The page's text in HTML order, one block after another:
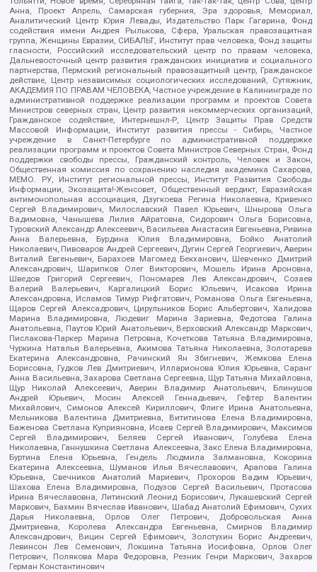
Анна, Проект Апрель, Самарская губерния, Эра здоровья, Мемориал,
Аналитический Центр Юрия Левады, Издательство Парк Гагарина, Фонд
содействия имени Андрея Рылькова, Сфера, Уральская правозащитная
группа, Женщины Евразии, СИБАЛЬТ, Институт прав человека, Фонд защиты
гласности, Российский исследовательский центр по правам человека,
Дальневосточный центр развития гражданских инициатив и социального
партнерства, Пермский региональный правозащитный центр, Гражданское
действие, Центр независимых социологических исследований, Сутяжник,
АКАДЕМИЯ ПО ПРАВАМ ЧЕЛОВЕКА, Частное учреждение в Калининграде по
административной поддержке реализации программ и проектов Совета
Министров северных стран, Центр развития некоммерческих организаций,
Гражданское содействие, Интернешнл-Р, Центр Защиты Прав Средств
Массовой Информации, Институт развития прессы - Сибирь, Частное
учреждение в Санкт-Петербурге по административной поддержке
реализации программ и проектов Совета Министров Северных Стран, Фонд
поддержки свободы прессы, Гражданский контроль, Человек и Закон,
Общественная комиссия по сохранению наследия академика Сахарова,
МЕМО. РУ, Институт региональной прессы, Институт Развития Свободы
Информации, Экозащита!-Женсовет, Общественный вердикт, Евразийская
антимонопольная ассоциация, Дзугкоева Регина Николаевна, Кривенко
Сергей Владимирович, Милославский Павел Юрьевич, Шнырова Ольга
Вадимовна, Чанышева Лилия Айратовна, Сидорович Ольга Борисовна,
Туровский Александр Алексеевич, Васильева Анастасия Евгеньевна, Ривина
Анна Валерьевна, Бурдина Юлия Владимировна, Бойко Анатолий
Николаевич, Пивоваров Андрей Сергеевич, Дугин Сергей Георгиевич, Аверин
Виталий Евгеньевич, Барахоев Магомед Бекханович, Шевченко Дмитрий
Александрович, Шарипков Олег Викторович, Мошель Ирина Ароновна,
Шведов Григорий Сергеевич, Пономарев Лев Александрович, Созаев
Валерий Валерьевич, Каргалицкий Борис Юльевич, Исакова Ирина
Александровна, Исламов Тимур Рифгатович, Романова Ольга Евгеньевна,
Щаров Сергей Алексадрович, Цирульников Борис Альбертович, Халидова
Марина Владимировна, Людевиг Марина Зариевна, Федотова Галина
Анатольевна, Паутов Юрий Анатольевич, Верховский Александр Маркович,
Пислакова-Паркер Марина Петровна, Кочеткова Татьяна Владимировна,
Чуркина Наталья Валерьевна, Акимова Татьяна Николаевна, Золотарева
Екатерина Александровна, Рачинский Ян Збигневич, Жемкова Елена
Борисовна, Гудков Лев Дмитриевич, Илларионова Юлия Юрьевна, Саранг
Анна Васильевна, Захарова Светлана Сергеевна, Щур Татьяна Михайловна,
Щур Николай Алексеевич, Аверин Владимир Анатольевич, Блинушов
Андрей Юрьевич, Мосин Алексей Геннадьевич, Гефтер Валентин
Михайлович, Симонов Алексей Кириллович, Флиге Ирина Анатольевна,
Мельникова Валентина Дмитриевна, Вититинова Елена Владимировна,
Баженова Светлана Куприяновна, Исаев Сергей Владимирович, Максимов
Сергей Владимирович, Беляев Сергей Иванович, Голубева Елена
Николаевна, Ганнушкина Светлана Алексеевна, Закс Елена Владимировна,
Буртина Елена Юрьевна, Гендель Людмила Залмановна, Кокорина
Екатерина Алексеевна, Шуманов Илья Вячеславович, Арапова Галина
Юрьевна, Свечников Анатолий Мариевич, Прохоров Вадим Юрьевич,
Шахова Елена Владимировна, Подузов Сергей Васильевич, Протасова
Ирина Вячеславовна, Литинский Леонид Борисович, Лукашевский Сергей
Маркович, Бахмин Вячеслав Иванович, Шабад Анатолий Ефимович, Сухих
Дарья Николаевна, Орлов Олег Петрович, Добровольская Анна
Дмитриевна, Королева Александра Евгеньевна, Смирнов Владимир
Александрович, Вицин Сергей Ефимович, Золотухин Борис Андреевич,
Левинсон Лев Семенович, Локшина Татьяна Иосифовна, Орлов Олег
Петрович, Полякова Мара Федоровна, Резник Генри Маркович, Захаров
Герман Константинович